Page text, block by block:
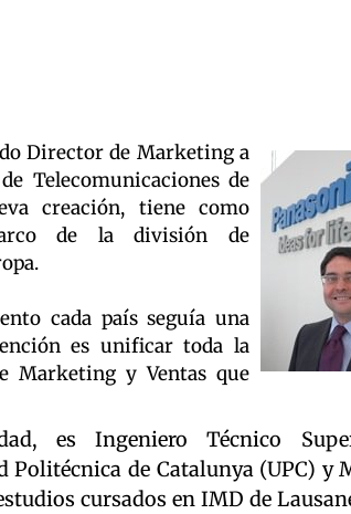
Director de Marketing a
Telecomunicaciones de
creación, tiene como
de la división de
cada país seguía una
es unificar toda la
Marketing y Ventas que
es Ingeniero Técnico
de Catalunya (UPC) y
cursados en IMD de